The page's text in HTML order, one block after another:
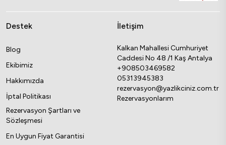
Destek
Blog
Ekibimiz
Hakkımızda
İptal Politikası
Rezervasyon Şartları ve
Sözleşmesi
En Uygun Fiyat Garantisi
İletişim
Kalkan Mahallesi Cumhuriyet
Caddesi No 48 /1 Kaş Antalya
+908503469582
05313945383
rezervasyon@yazlikciniz.com.tr
Rezervasyonlarım